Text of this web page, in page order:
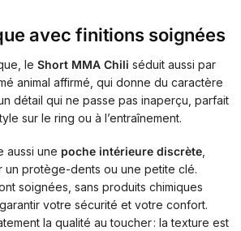
avec finitions soignées
le Short MMA Chili séduit aussi par
animal affirmé, qui donne du caractère
détail qui ne passe pas inaperçu, parfait
sur le ring ou à l’entraînement.
aussi une poche intérieure discrète
un protège-dents ou une petite clé.
soignées, sans produits chimiques
votre sécurité et votre confort.
la qualité au toucher : la texture est